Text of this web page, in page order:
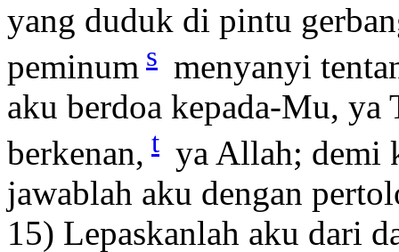
yang duduk di pintu
peminum s menyanyi
aku berdoa kepada-Mu,
berkenan, t ya Allah; demi
jawablah aku dengan
15) Lepaskanlah aku dari